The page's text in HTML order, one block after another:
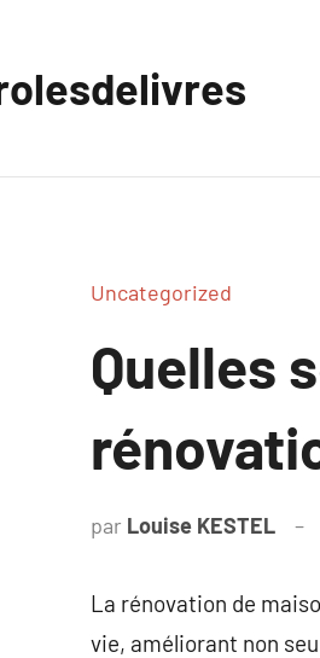
Uncategorized
Quelles
par Louise KESTEL
La rénovation de
vie, améliorant non